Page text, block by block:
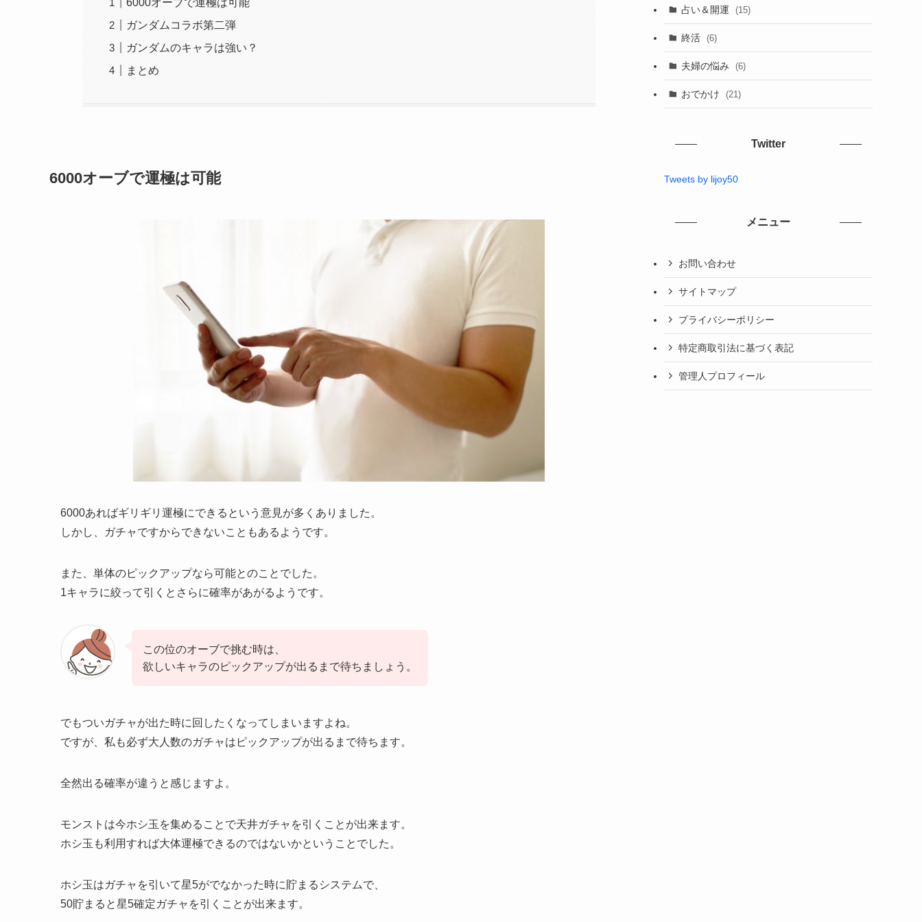
ガンダムコラボ第二弾
ガンダムのキャラは強い？
まとめ
6000オーブで運極は可能
6000あればギリギリ運極にできるという意見が多くありました。
しかし、ガチャですからできないこともあるようです。
また、単体のピックアップなら可能とのことでした。
1キャラに絞って引くとさらに確率があがるようです。
この位のオーブで挑む時は、
欲しいキャラのピックアップが出るまで待ちましょう。
でもついガチャが出た時に回したくなってしまいますよね。
ですが、私も必ず大人数のガチャはピックアップが出るまで待ちます。
全然出る確率が違うと感じますよ。
モンストは今ホシ玉を集めることで天井ガチャを引くことが出来ます。
ホシ玉も利用すれば大体運極できるのではないかということでした。
ホシ玉はガチャを引いて星5がでなかった時に貯まるシステムで、
50貯まると星5確定ガチャを引くことが出来ます。
占い＆開運 (15)
終活 (6)
夫婦の悩み (6)
おでかけ (21)
Twitter
Tweets by lijoy50
メニュー
お問い合わせ
サイトマップ
プライバシーポリシー
特定商取引法に基づく表記
管理人プロフィール